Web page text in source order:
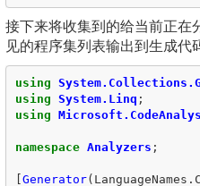
接下来将收集到的给当前正在
见的程序集列表输出到生成代
using
using System.Linq ;
using
namespace Analyzers ;
[Generator( LanguageNames .